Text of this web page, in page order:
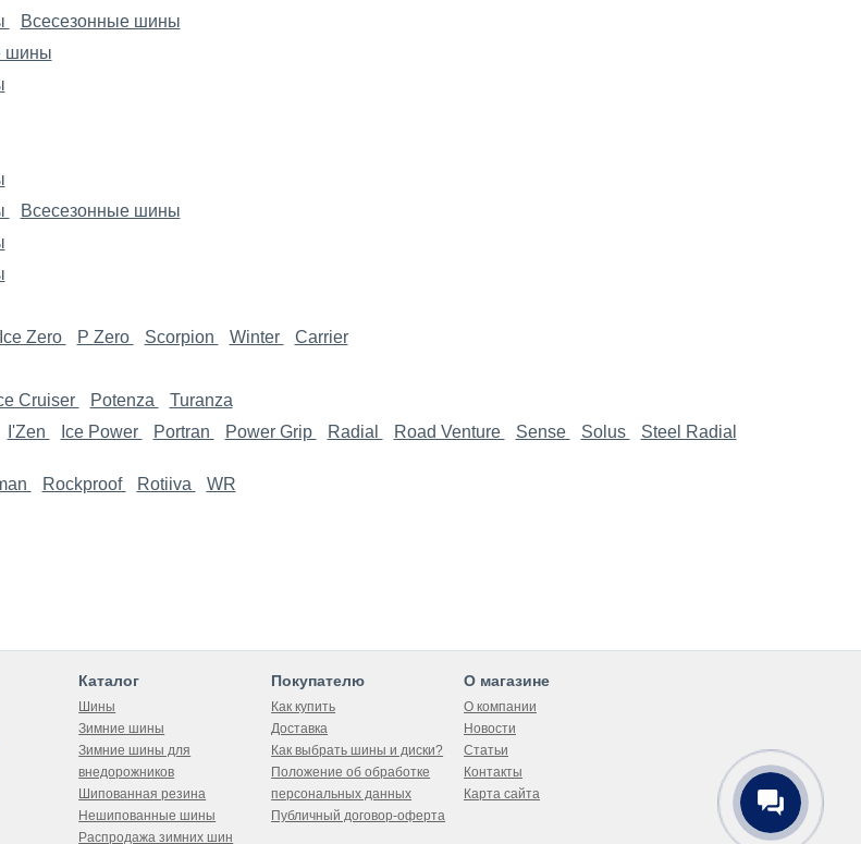
Всесезонные шины
шины
Всесезонные шины
Ice Zero P Zero Scorpion Winter
Carrier
Cruiser Potenza
Turanza
I'Zen Ice Power Portran Power Grip Radial Road Venture Sense Solus
Steel Radial
Rockproof Rotiiva WR
Каталог
Шины
Зимние шины
Зимние шины для
внедорожников
Шипованная резина
Нешипованные шины
Распродажа зимних шин
Покупателю
Как купить
Доставка
Как выбрать шины и диски?
Положение об обработке
персональных данных
Публичный договор-оферта
О магазине
О компании
Новости
Статьи
Контакты
Карта сайта